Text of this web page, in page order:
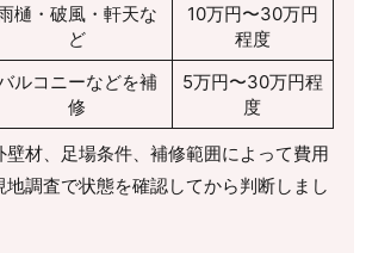
樋・破風・軒天な
ど
10万円〜30万円
程度
ルコニーなどを補
修
5万円〜30万円程
度
材、足場条件、補修範囲によって費用
地調査で状態を確認してから判断しまし